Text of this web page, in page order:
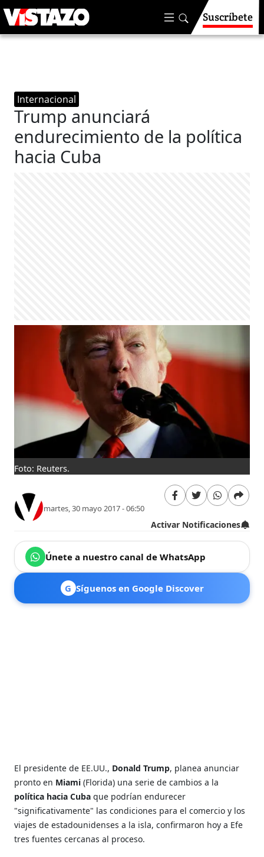
Suscríbete
Internacional
Trump anunciará
endurecimiento de la política
hacia Cuba
Foto: Reuters.
martes, 30 mayo 2017 - 06:50
Activar Notificaciones
Únete a nuestro canal de WhatsApp
G Síguenos en Google Discover
El presidente de EE.UU., Donald Trump, planea anunciar
pronto en Miami (Florida) una serie de cambios a la
política hacia Cuba que podrían endurecer
"significativamente" las condiciones para el comercio y los
viajes de estadounidenses a la isla, confirmaron hoy a Efe
tres fuentes cercanas al proceso.